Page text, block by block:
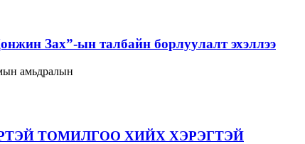
Зах”-ын талбайн борлуулалт эхэллээ
амьдралын
ТОМИЛГОО ХИЙХ ХЭРЭГТЭЙ